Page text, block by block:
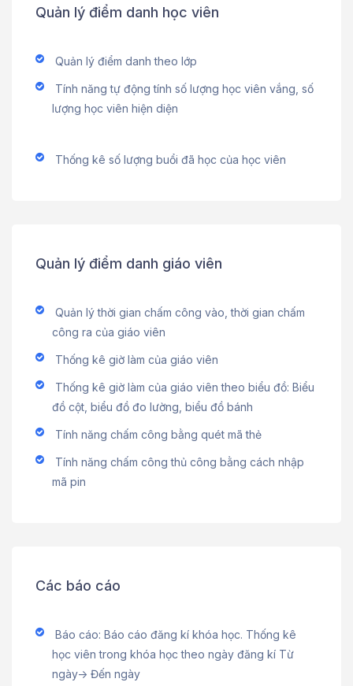
Quản lý điểm danh học viên
Quản lý điểm danh theo lớp
Tính năng tự động tính số lượng học viên vắng, số
lượng học viên hiện diện
Thống kê số lượng buổi đã học của học viên
Quản lý điểm danh giáo viên
Quản lý thời gian chấm công vào, thời gian chấm
công ra của giáo viên
Thống kê giờ làm của giáo viên
Thống kê giờ làm của giáo viên theo biểu đồ: Biểu
đồ cột, biểu đồ đo lường, biểu đồ bánh
Tính năng chấm công bằng quét mã thẻ
Tính năng chấm công thủ công bằng cách nhập
mã pin
Các báo cáo
Báo cáo: Báo cáo đăng kí khóa học. Thống kê
học viên trong khóa học theo ngày đăng kí Từ
ngày-> Đến ngày